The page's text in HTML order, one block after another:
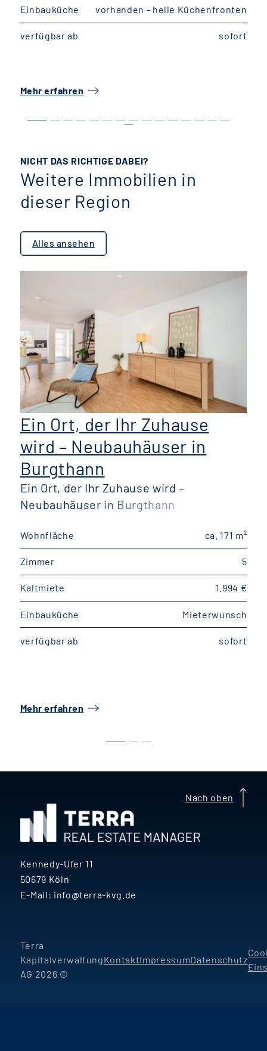
Einbauküche vorhanden - helle Küchenfronten
verfügbar ab sofort
Mehr erfahren
NICHT DAS RICHTIGE DABEI?
Weitere Immobilien in
dieser Region
Alles ansehen
Ein Ort, der Ihr Zuhause
wird – Neubauhäuser in
Burgthann
Ein Ort, der Ihr Zuhause wird –
Neubauhäuser in Burgthann
Wohnfläche ca. 171 m²
Zimmer 5
Kaltmiete 1.994 €
Einbauküche Mieterwunsch
verfügbar ab sofort
Mehr erfahren
Nach oben
Kennedy-Ufer 11
50679 Köln
E-Mail: info@terra-kvg.de
Terra
Kapitalverwaltung
AG 2026 ©
KontaktImpressumDatenschutz